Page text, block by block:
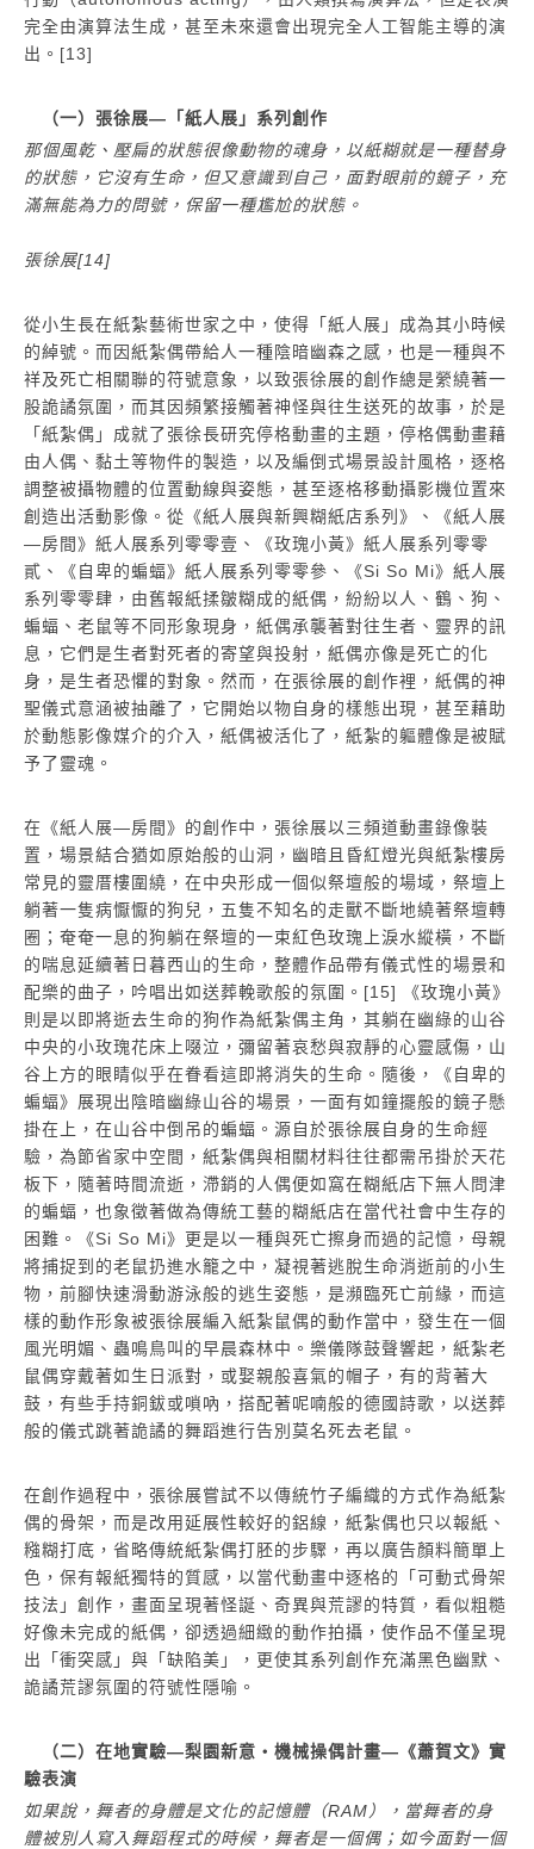
完全由演算法生成，甚至未來還會出現完全人工智能主導的演
出。[13]
（一）張徐展―「紙人展」系列創作
那個風乾、壓扁的狀態很像動物的魂身，以紙糊就是一種替身
的狀態，它沒有生命，但又意識到自己，面對眼前的鏡子，充
滿無能為力的問號，保留一種尷尬的狀態。
張徐展[14]
從小生長在紙紮藝術世家之中，使得「紙人展」成為其小時候
的綽號。而因紙紮偶帶給人一種陰暗幽森之感，也是一種與不
祥及死亡相關聯的符號意象，以致張徐展的創作總是縈繞著一
股詭譎氛圍，而其因頻繁接觸著神怪與往生送死的故事，於是
「紙紮偶」成就了張徐長研究停格動畫的主題，停格偶動畫藉
由人偶、黏土等物件的製造，以及編倒式場景設計風格，逐格
調整被攝物體的位置動線與姿態，甚至逐格移動攝影機位置來
創造出活動影像。從《紙人展與新興糊紙店系列》、《紙人展
―房間》紙人展系列零零壹、《玫瑰小黃》紙人展系列零零
貳、《自卑的蝙蝠》紙人展系列零零參、《Si So Mi》紙人展
系列零零肆，由舊報紙揉皺糊成的紙偶，紛紛以人、鶴、狗、
蝙蝠、老鼠等不同形象現身，紙偶承襲著對往生者、靈界的訊
息，它們是生者對死者的寄望與投射，紙偶亦像是死亡的化
身，是生者恐懼的對象。然而，在張徐展的創作裡，紙偶的神
聖儀式意涵被抽離了，它開始以物自身的樣態出現，甚至藉助
於動態影像媒介的介入，紙偶被活化了，紙紮的軀體像是被賦
予了靈魂。
在《紙人展―房間》的創作中，張徐展以三頻道動畫錄像裝
置，場景結合猶如原始般的山洞，幽暗且昏紅燈光與紙紮樓房
常見的靈厝樓圍繞，在中央形成一個似祭壇般的場域，祭壇上
躺著一隻病懨懨的狗兒，五隻不知名的走獸不斷地繞著祭壇轉
圈；奄奄一息的狗躺在祭壇的一束紅色玫瑰上淚水縱橫，不斷
的喘息延續著日暮西山的生命，整體作品帶有儀式性的場景和
配樂的曲子，吟唱出如送葬輓歌般的氛圍。[15] 《玫瑰小黃》
則是以即將逝去生命的狗作為紙紮偶主角，其躺在幽綠的山谷
中央的小玫瑰花床上啜泣，彌留著哀愁與寂靜的心靈感傷，山
谷上方的眼睛似乎在眷看這即將消失的生命。隨後，《自卑的
蝙蝠》展現出陰暗幽綠山谷的場景，一面有如鐘擺般的鏡子懸
掛在上，在山谷中倒吊的蝙蝠。源自於張徐展自身的生命經
驗，為節省家中空間，紙紮偶與相關材料往往都需吊掛於天花
板下，隨著時間流逝，滯銷的人偶便如窩在糊紙店下無人問津
的蝙蝠，也象徵著做為傳統工藝的糊紙店在當代社會中生存的
困難。《Si So Mi》更是以一種與死亡擦身而過的記憶，母親
將捕捉到的老鼠扔進水籠之中，凝視著逃脫生命消逝前的小生
物，前腳快速滑動游泳般的逃生姿態，是瀕臨死亡前緣，而這
樣的動作形象被張徐展編入紙紮鼠偶的動作當中，發生在一個
風光明媚、蟲鳴鳥叫的早晨森林中。樂儀隊鼓聲響起，紙紮老
鼠偶穿戴著如生日派對，或娶親般喜氣的帽子，有的背著大
鼓，有些手持銅鈸或嗩吶，搭配著呢喃般的德國詩歌，以送葬
般的儀式跳著詭譎的舞蹈進行告別莫名死去老鼠。
在創作過程中，張徐展嘗試不以傳統竹子編織的方式作為紙紮
偶的骨架，而是改用延展性較好的鋁線，紙紮偶也只以報紙、
糨糊打底，省略傳統紙紮偶打胚的步驟，再以廣告顏料簡單上
色，保有報紙獨特的質感，以當代動畫中逐格的「可動式骨架
技法」創作，畫面呈現著怪誕、奇異與荒謬的特質，看似粗糙
好像未完成的紙偶，卻透過細緻的動作拍攝，使作品不僅呈現
出「衝突感」與「缺陷美」，更使其系列創作充滿黑色幽默、
詭譎荒謬氛圍的符號性隱喻。
（二）在地實驗―梨園新意・機械操偶計畫―《蕭賀文》實
驗表演
如果說，舞者的身體是文化的記憶體（RAM），當舞者的身
體被別人寫入舞蹈程式的時候，舞者是一個偶；如今面對一個